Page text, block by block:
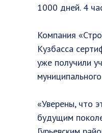
1000 дней. 4
Компания
Кузбасса
уже получили
«Уверены, что
будущим